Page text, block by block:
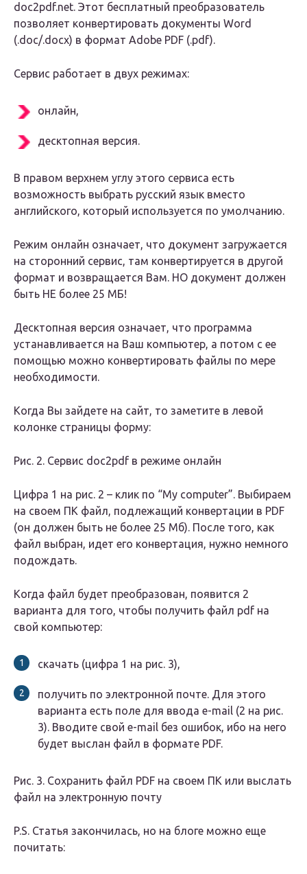
doc2pdf.net. Этот бесплатный преобразователь
позволяет конвертировать документы Word
(.doc/.docx) в формат Adobe PDF (.pdf).
Сервис работает в двух режимах:
онлайн,
десктопная версия.
В правом верхнем углу этого сервиса есть
возможность выбрать русский язык вместо
английского, который используется по умолчанию.
Режим онлайн означает, что документ загружается
на сторонний сервис, там конвертируется в другой
формат и возвращается Вам. НО документ должен
быть НЕ более 25 МБ!
Десктопная версия означает, что программа
устанавливается на Ваш компьютер, а потом с ее
помощью можно конвертировать файлы по мере
необходимости.
Когда Вы зайдете на сайт, то заметите в левой
колонке страницы форму:
Рис. 2. Сервис doc2pdf в режиме онлайн
Цифра 1 на рис. 2 – клик по “My computer”. Выбираем
на своем ПК файл, подлежащий конвертации в PDF
(он должен быть не более 25 Мб). После того, как
файл выбран, идет его конвертация, нужно немного
подождать.
Когда файл будет преобразован, появится 2
варианта для того, чтобы получить файл pdf на
свой компьютер:
скачать (цифра 1 на рис. 3),
получить по электронной почте. Для этого
варианта есть поле для ввода e-mail (2 на рис.
3). Вводите свой e-mail без ошибок, ибо на него
будет выслан файл в формате PDF.
Рис. 3. Сохранить файл PDF на своем ПК или выслать
файл на электронную почту
P.S. Статья закончилась, но на блоге можно еще
почитать: